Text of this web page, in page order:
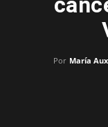
Por María